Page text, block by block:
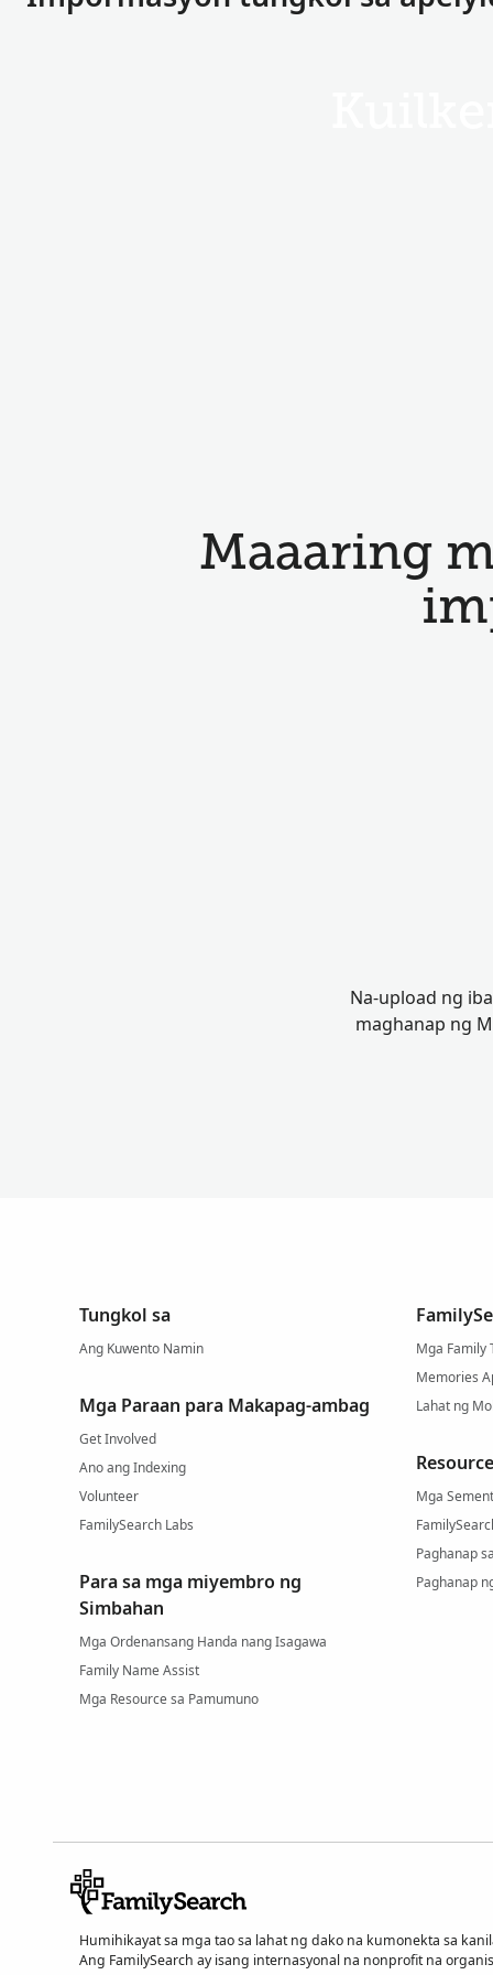
Maaaring
Na-upload ng
maghanap ng
Tungkol sa
Ang Kuwento Namin
Mga Paraan para Makapag-ambag
Get Involved
Ano ang Indexing
Volunteer
FamilySearch Labs
Para sa mga miyembro ng
Simbahan
Mga Ordenansang Handa nang Isagawa
Family Name Assist
Mga Resource sa Pamumuno
Mga Family
Memories
Lahat ng
Mga
Paghanap
Paghanap
Humihikayat sa mga tao sa lahat ng dako na kumonekta sa
Ang FamilySearch ay isang internasyonal na nonprofit na